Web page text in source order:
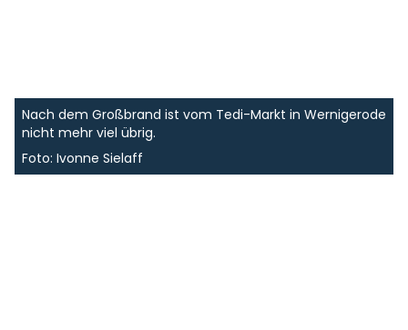
Nach dem Großbrand ist vom Tedi-Markt in Wernigerode
nicht mehr viel übrig.
Foto: Ivonne Sielaff